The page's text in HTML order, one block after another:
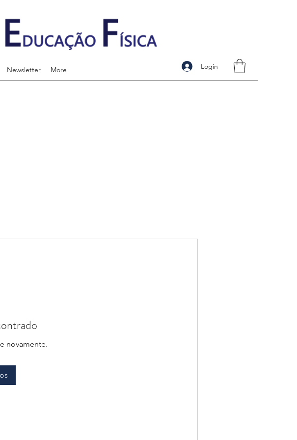
Newsletter More Login
novamente.